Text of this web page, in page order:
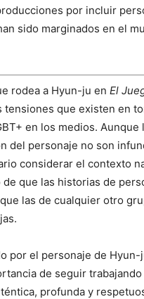
por incluir
sido marginados en el
rodea a Hyun-ju en El
tensiones que existen en
en los medios. Aunque
del personaje no son
considerar el contexto
que las historias de
las de cualquier otro
por el personaje de Hyun-
de seguir
profunda y